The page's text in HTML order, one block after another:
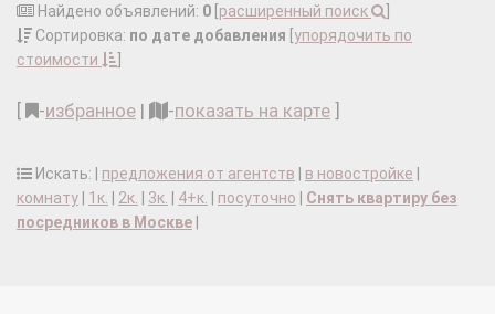
Найдено объявлений: 0 расширенный поиск
Сортировка: по дате добавления упорядочить по
стоимости
-избранное | -показать на карте
Искать: | предложения от агентств в новостройке
комнату
1к. 2к. 3к. 4+к. посуточно
Снять квартиру без
посредников в Москве